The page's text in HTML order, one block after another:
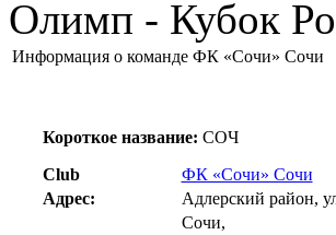
Олимп - Кубок
Информация о команде ФК «Сочи» Сочи
Короткое название: СОЧ
Club
ФК «Сочи» Сочи
Адрес:
Адлерский район,
Сочи,